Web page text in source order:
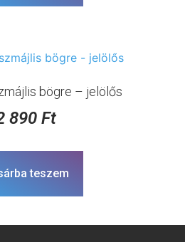
bögre – jelölős
890 Ft
teszem